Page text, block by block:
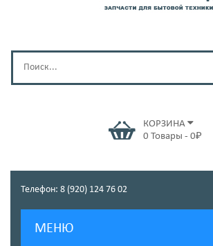
КОРЗИНА
0 Товары - 0₽
Телефон: 8 (920) 124 76 02
МЕНЮ